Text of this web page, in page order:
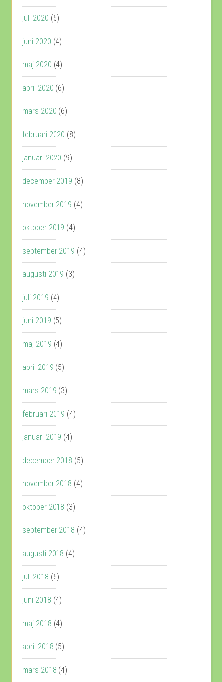
juli 2020 (5)
juni 2020 (4)
maj 2020 (4)
april 2020 (6)
mars 2020 (6)
februari 2020 (8)
januari 2020 (9)
december 2019 (8)
november 2019 (4)
oktober 2019 (4)
september 2019 (4)
augusti 2019 (3)
juli 2019 (4)
juni 2019 (5)
maj 2019 (4)
april 2019 (5)
mars 2019 (3)
februari 2019 (4)
januari 2019 (4)
december 2018 (5)
november 2018 (4)
oktober 2018 (3)
september 2018 (4)
augusti 2018 (4)
juli 2018 (5)
juni 2018 (4)
maj 2018 (4)
april 2018 (5)
mars 2018 (4)